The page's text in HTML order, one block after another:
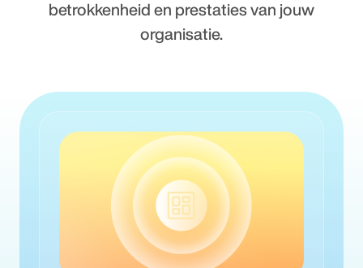
betrokkenheid en prestaties van jouw
organisatie.